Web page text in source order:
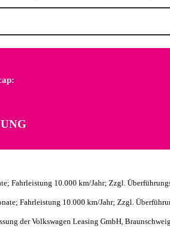
Fahrleistung 10.000 km/Jahr; Zzgl.
Fahrleistung 10.000 km/Jahr; Zzgl.
der Volkswagen Leasing GmbH,